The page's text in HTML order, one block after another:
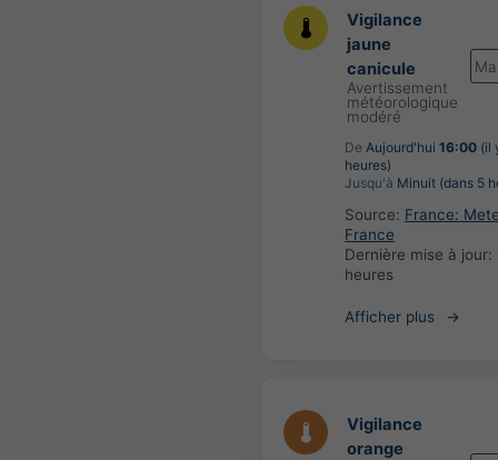
Vigilance
jaune
canicule
Avertissement
météorologique
modéré
De Aujourd'hui 16:00 (il
heures)
Jusqu'à Minuit (dans 5
Source: France:
France
Dernière mise à jour:
heures
Afficher plus
Vigilance
orange